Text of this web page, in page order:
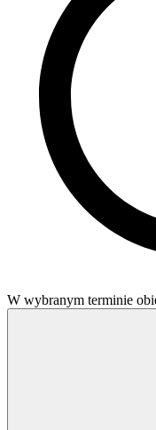
W wybranym terminie